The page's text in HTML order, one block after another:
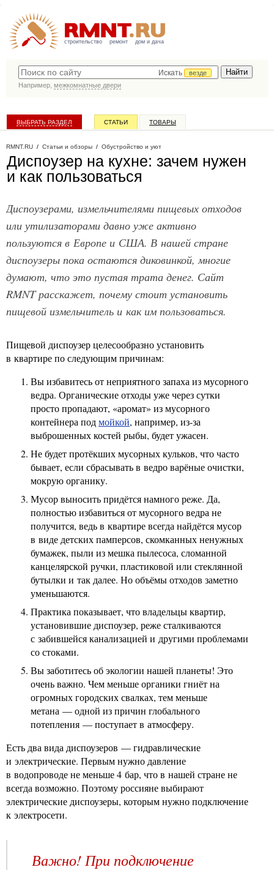
строительство ремонт дом и дача
Искать
везде
Например, межкомнатные двери
ВЫБРАТЬ РАЗДЕЛ СТАТЬИ ТОВАРЫ
RMNT.RU / Статьи и обзоры / Обустройство и уют
Диспоузер на кухне: зачем нужен
и как пользоваться
Диспоузерами, измельчителями пищевых отходов
или утилизаторами давно уже активно
пользуются в Европе и США. В нашей стране
диспоузеры пока остаются диковинкой, многие
думают, что это пустая трата денег. Сайт
RMNT расскажет, почему стоит установить
пищевой измельчитель и как им пользоваться.
Пищевой диспоузер целесообразно установить
в квартире по следующим причинам:
Вы избавитесь от неприятного запаха из мусорного
ведра. Органические отходы уже через сутки
просто пропадают, «аромат» из мусорного
контейнера подмойкой, например, из-за
выброшенных костей рыбы, будет ужасен.
Не будет протёкших мусорных кульков, что часто
бывает, если сбрасывать в ведро варёные очистки,
мокрую органику.
Мусор выносить придётся намного реже. Да,
полностью избавиться от мусорного ведра не
получится, ведь в квартире всегда найдётся мусор
в виде детских памперсов, скомканных ненужных
бумажек, пыли из мешка пылесоса, сломанной
канцелярской ручки, пластиковой или стеклянной
бутылки и так далее. Но объёмы отходов заметно
уменьшаются.
Практика показывает, что владельцы квартир,
установившие диспоузер, реже сталкиваются
с забившейся канализацией и другими проблемами
со стоками.
Вы заботитесь об экологии нашей планеты! Это
очень важно. Чем меньше органики гниёт на
огромных городских свалках, тем меньше
метана — одной из причин глобального
потепления — поступает в атмосферу.
Есть два вида диспоузеров — гидравлические
и электрические. Первым нужно давление
в водопроводе не меньше 4 бар, что в нашей стране не
всегда возможно. Поэтому россияне выбирают
электрические диспоузеры, которым нужно подключение
к электросети.
Важно! При подключение